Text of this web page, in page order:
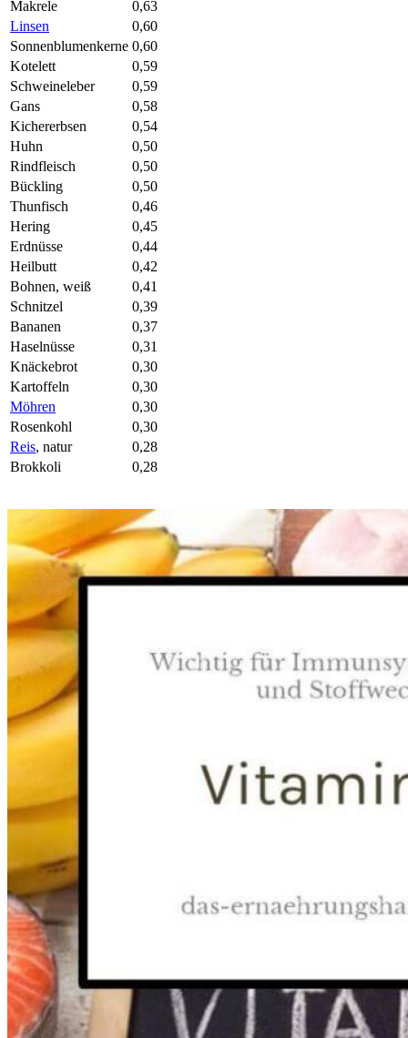
Makrele
0,63
Linsen
0,60
Sonnenblumenkerne 0,60
Kotelett
0,59
Schweineleber
0,59
Gans
0,58
Kichererbsen
0,54
Huhn
0,50
Rindfleisch
0,50
Bückling
0,50
Thunfisch
0,46
Hering
0,45
Erdnüsse
0,44
Heilbutt
0,42
Bohnen, weiß
0,41
Schnitzel
0,39
Bananen
0,37
Haselnüsse
0,31
Knäckebrot
0,30
Kartoffeln
0,30
Möhren
0,30
Rosenkohl
0,30
Reis, natur
0,28
Brokkoli
0,28